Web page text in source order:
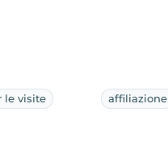
le visite
affiliazione